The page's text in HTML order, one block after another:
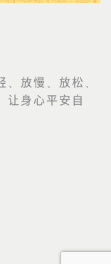
、放慢、放松、
让身心平安自